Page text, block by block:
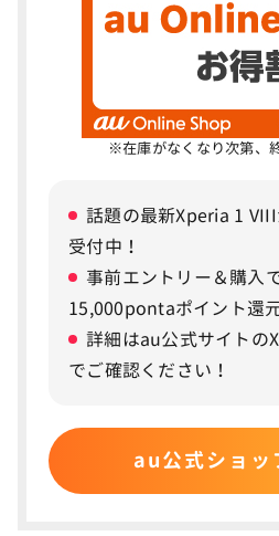
量を比較
Xiaomi 14TとXiaomi
ザイン
Xiaomi 14Tはau
Xiaomi 14Tシリーズに
Xiaomi 14TとXiaomi 14T
Xiaomi 14Tシリーズ搭載の
Xiaomi 14TとXiaomi 14T
※在庫がなくなり次第、
話題の最新Xperia 1
受付中！
事前エントリー＆購入
15,000pontaポイント還
詳細はau公式サイトの
でご確認ください！
au公式ショッ